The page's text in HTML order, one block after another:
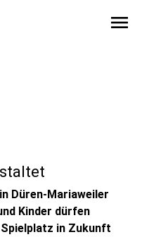
menu
Düren-Mariaweiler
Kinder dürfen
in Zukunft